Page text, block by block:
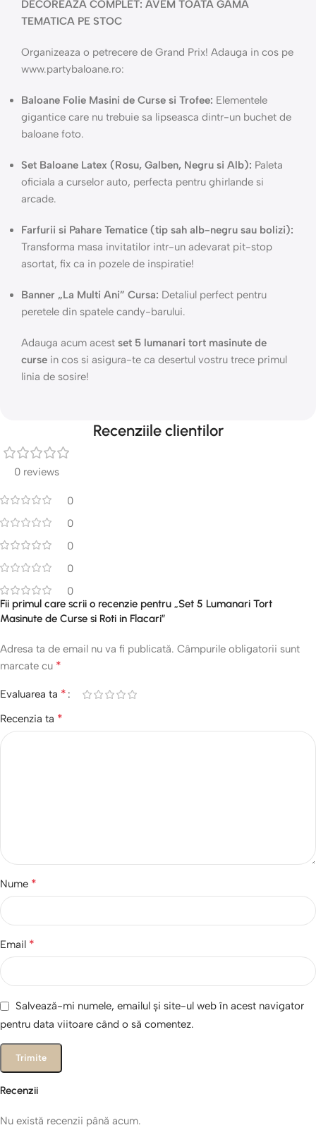
DECOREAZA COMPLET: AVEM TOATA GAMA
TEMATICA PE STOC
Organizeaza o petrecere de Grand Prix! Adauga in cos pe
www.partybaloane.ro:
Baloane Folie Masini de Curse si Trofee: Elementele
gigantice care nu trebuie sa lipseasca dintr-un buchet de
baloane foto.
Set Baloane Latex (Rosu, Galben, Negru si Alb): Paleta
oficiala a curselor auto, perfecta pentru ghirlande si
arcade.
Farfurii si Pahare Tematice (tip sah alb-negru sau bolizi):
Transforma masa invitatilor intr-un adevarat pit-stop
asortat, fix ca in pozele de inspiratie!
Banner „La Multi Ani” Cursa: Detaliul perfect pentru
peretele din spatele candy-barului.
Adauga acum acest set 5 lumanari tort masinute de
curse in cos si asigura-te ca desertul vostru trece primul
linia de sosire!
Recenziile clientilor
0 reviews
0
0
0
0
0
Recenzii
Nu există recenzii până acum.
Fii primul care scrii o recenzie pentru „Set 5 Lumanari Tort
Masinute de Curse si Roti in Flacari”
Adresa ta de email nu va fi publicată. Câmpurile obligatorii sunt
marcate cu *
Evaluarea ta *
Recenzia ta *
Nume *
Email *
Salvează-mi numele, emailul și site-ul web în acest navigator
pentru data viitoare când o să comentez.